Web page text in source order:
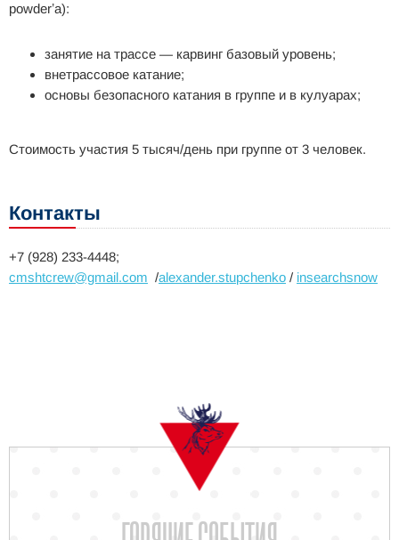
powderʼа):
занятие на трассе — карвинг базовый уровень;
внетрассовое катание;
основы безопасного катания в группе и в кулуарах;
Стоимость участия 5 тысяч/день при группе от 3 человек.
Контакты
+7 (928) 233-4448;
cmshtcrew@gmail.com /alexander.stupchenko / insearchsnow